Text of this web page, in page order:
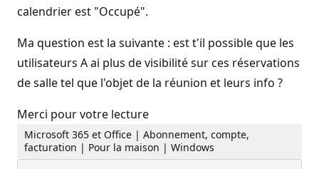
calendrier est "Occupé".
Ma question est la suivante : est t'il possible que les
utilisateurs A ai plus de visibilité sur ces réservations
de salle tel que l'objet de la réunion et leurs info ?
Merci pour votre lecture
Microsoft 365 et Office | Abonnement, compte,
facturation | Pour la maison | Windows